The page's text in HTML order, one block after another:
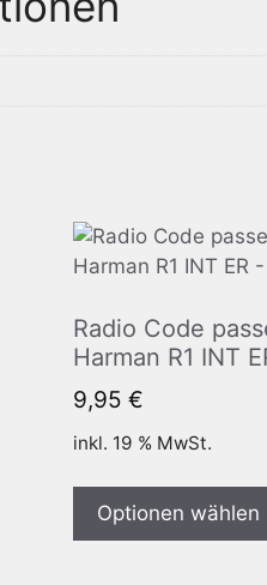
Radio Code
Harman R1 INT
9,95 €
inkl. 19 % MwSt.
Optionen wählen